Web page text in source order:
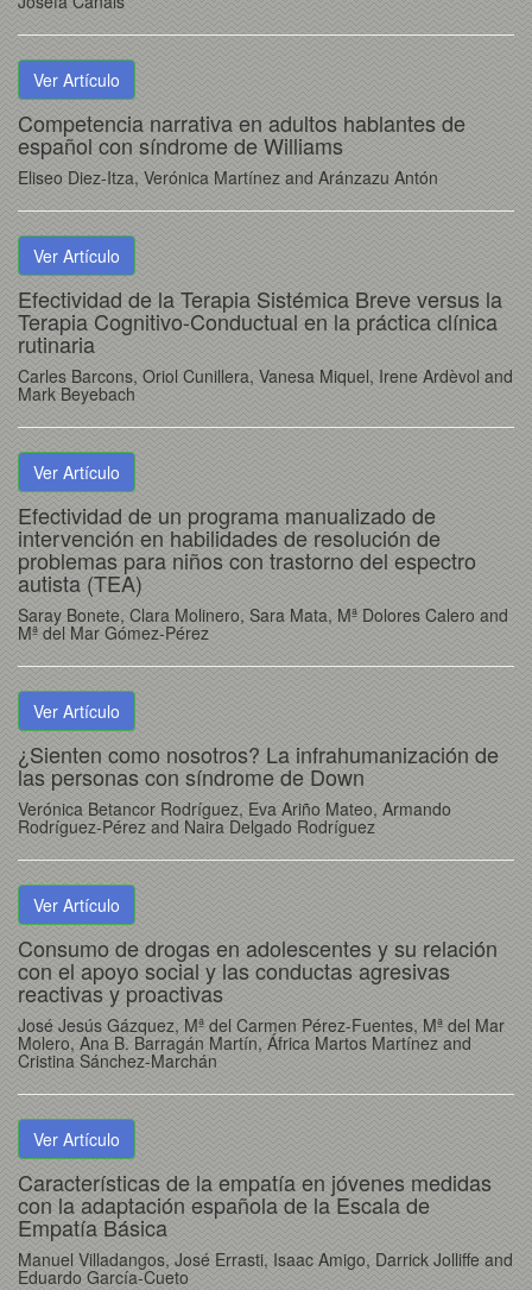
Ver Artículo
Competencia narrativa en adultos hablantes de
español con síndrome de Williams
Eliseo Diez-Itza, Verónica Martínez and Aránzazu Antón
Ver Artículo
Efectividad de la Terapia Sistémica Breve versus la
Terapia Cognitivo-Conductual en la práctica clínica
rutinaria
Carles Barcons, Oriol Cunillera, Vanesa Miquel, Irene Ardèvol and
Mark Beyebach
Ver Artículo
Efectividad de un programa manualizado de
intervención en habilidades de resolución de
problemas para niños con trastorno del espectro
autista (TEA)
Saray Bonete, Clara Molinero, Sara Mata, Mª Dolores Calero and
Mª del Mar Gómez-Pérez
Ver Artículo
¿Sienten como nosotros? La infrahumanización de
las personas con síndrome de Down
Verónica Betancor Rodríguez, Eva Ariño Mateo, Armando
Rodríguez-Pérez and Naira Delgado Rodríguez
Ver Artículo
Consumo de drogas en adolescentes y su relación
con el apoyo social y las conductas agresivas
reactivas y proactivas
José Jesús Gázquez, Mª del Carmen Pérez-Fuentes, Mª del Mar
Molero, Ana B. Barragán Martín, África Martos Martínez and
Cristina Sánchez-Marchán
Ver Artículo
Características de la empatía en jóvenes medidas
con la adaptación española de la Escala de
Empatía Básica
Manuel Villadangos, José Errasti, Isaac Amigo, Darrick Jolliffe and
Eduardo García-Cueto